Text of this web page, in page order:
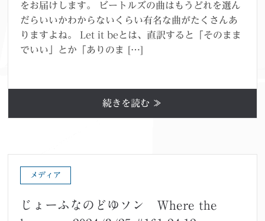
をお届けします。 ビートルズの曲はもうどれを選ん
だらいいかわからないくらい有名な曲がたくさんあ
りますよね。 Let it beとは、直訳すると「そのまま
でいい」とか「ありのま […]
続きを読む ≫
メディア
じょーふなのどゆソン Where the